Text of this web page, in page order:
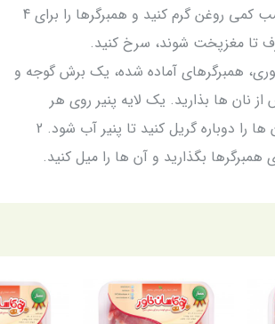
8- در ماهیتابه نچسب کمی روغن گرم کنید و همبرگرها را برای 4
همبرگرهای آماده شده، یک برش گوجه و
شور روی 2 برش از نان ها بذارید. یک لایه پنیر روی هر
همبرگر بگذارید و آن ها را دوباره گریل کنید تا پنیر آب شود. 2
همبرگرها بگذارید و آن ها را میل کنید.